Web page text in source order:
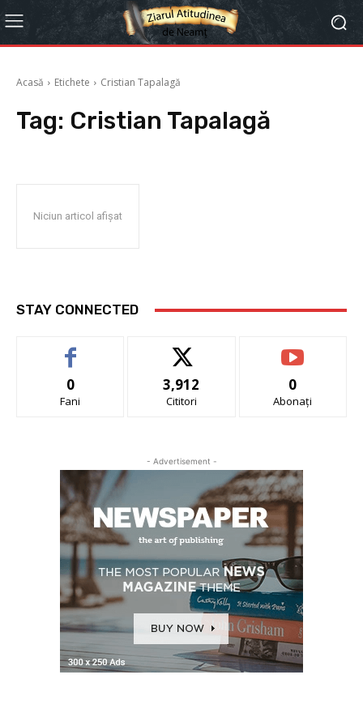
Acasă Etichete Cristian Tapalagă
Tag: Cristian Tapalagă
Niciun articol afișat
STAY CONNECTED
0
Fani
3,912
Cititori
0
Abonați
- Advertisement -